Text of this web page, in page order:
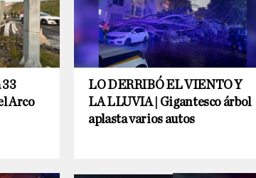
33
Arco
LO DERRIBÓ EL VIENTO Y
LA LLUVIA | Gigantesco árbol
aplasta varios autos